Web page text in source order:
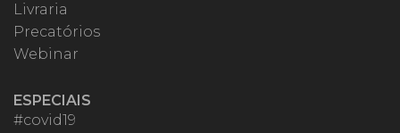
Livraria
Precatórios
Webinar
ESPECIAIS
#covid19